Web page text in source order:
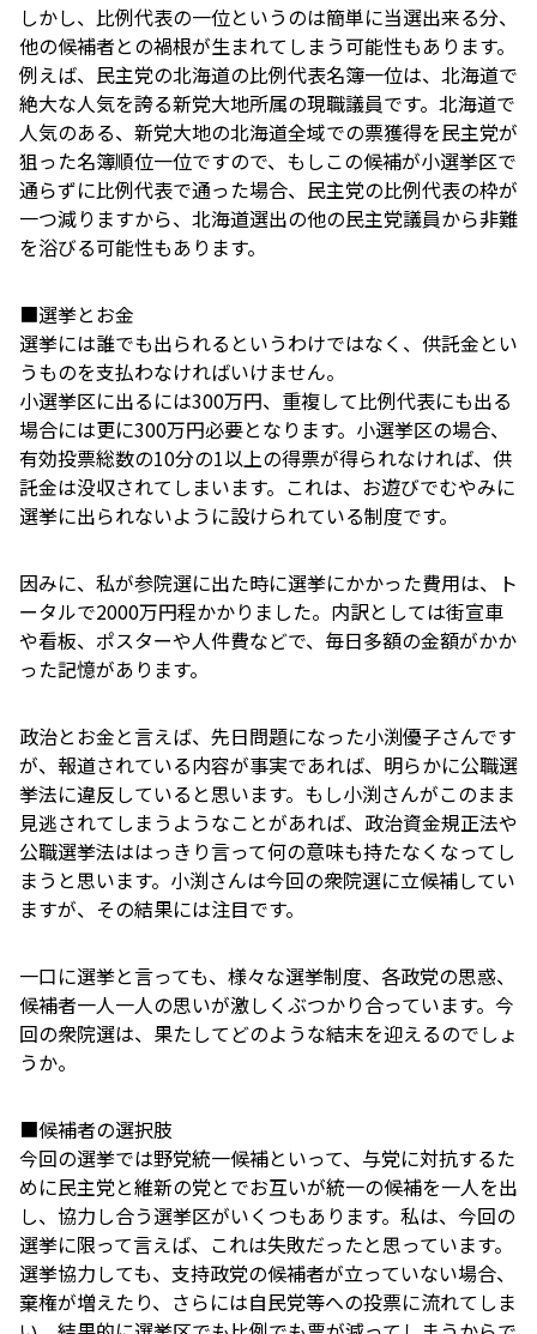
しかし、比例代表の一位というのは簡単に当選出来る分、
他の候補者との禍根が生まれてしまう可能性もあります。
例えば、民主党の北海道の比例代表名簿一位は、北海道で
絶大な人気を誇る新党大地所属の現職議員です。北海道で
人気のある、新党大地の北海道全域での票獲得を民主党が
狙った名簿順位一位ですので、もしこの候補が小選挙区で
通らずに比例代表で通った場合、民主党の比例代表の枠が
一つ減りますから、北海道選出の他の民主党議員から非難
を浴びる可能性もあります。
■選挙とお金
選挙には誰でも出られるというわけではなく、供託金とい
うものを支払わなければいけません。
小選挙区に出るには300万円、重複して比例代表にも出る
場合には更に300万円必要となります。小選挙区の場合、
有効投票総数の10分の1以上の得票が得られなければ、供
託金は没収されてしまいます。これは、お遊びでむやみに
選挙に出られないように設けられている制度です。
因みに、私が参院選に出た時に選挙にかかった費用は、ト
ータルで2000万円程かかりました。内訳としては街宣車
や看板、ポスターや人件費などで、毎日多額の金額がかか
った記憶があります。
政治とお金と言えば、先日問題になった小渕優子さんです
が、報道されている内容が事実であれば、明らかに公職選
挙法に違反していると思います。もし小渕さんがこのまま
見逃されてしまうようなことがあれば、政治資金規正法や
公職選挙法ははっきり言って何の意味も持たなくなってし
まうと思います。小渕さんは今回の衆院選に立候補してい
ますが、その結果には注目です。
一口に選挙と言っても、様々な選挙制度、各政党の思惑、
候補者一人一人の思いが激しくぶつかり合っています。今
回の衆院選は、果たしてどのような結末を迎えるのでしょ
うか。
■候補者の選択肢
今回の選挙では野党統一候補といって、与党に対抗するた
めに民主党と維新の党とでお互いが統一の候補を一人を出
し、協力し合う選挙区がいくつもあります。私は、今回の
選挙に限って言えば、これは失敗だったと思っています。
選挙協力しても、支持政党の候補者が立っていない場合、
棄権が増えたり、さらには自民党等への投票に流れてしま